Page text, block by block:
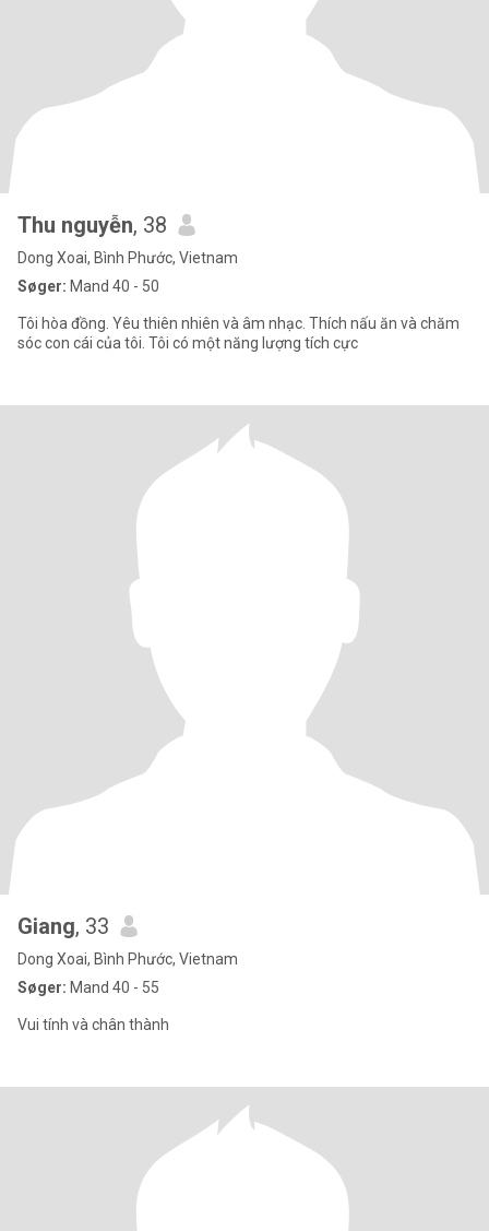
Thu nguyễn, 38
Dong Xoai, Bình Phước, Vietnam
Søger: Mand 40 - 50
Tôi hòa đồng. Yêu thiên nhiên và âm nhạc. Thích nấu ăn và chăm
sóc con cái của tôi. Tôi có một năng lượng tích cực
Giang, 33
Dong Xoai, Bình Phước, Vietnam
Søger: Mand 40 - 55
Vui tính và chân thành